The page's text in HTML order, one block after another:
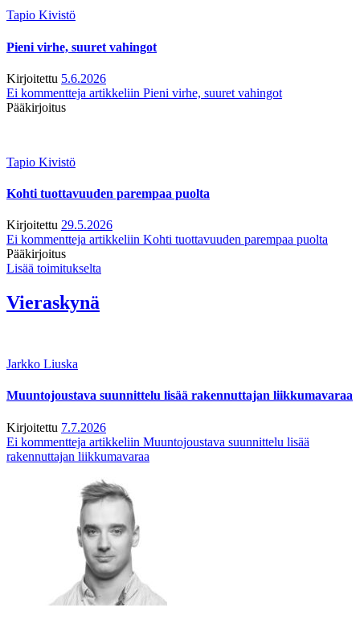
Tapio Kivistö
Pieni virhe, suuret vahingot
Kirjoitettu 5.6.2026
Ei kommentteja artikkeliin Pieni virhe, suuret vahingot
Pääkirjoitus
Tapio Kivistö
Kohti tuottavuuden parempaa puolta
Kirjoitettu 29.5.2026
Ei kommentteja artikkeliin Kohti tuottavuuden parempaa puolta
Pääkirjoitus
Lisää toimitukselta
Vieraskynä
Jarkko Liuska
Muuntojoustava suunnittelu lisää rakennuttajan liikkumavaraa
Kirjoitettu 7.7.2026
Ei kommentteja artikkeliin Muuntojoustava suunnittelu lisää
rakennuttajan liikkumavaraa